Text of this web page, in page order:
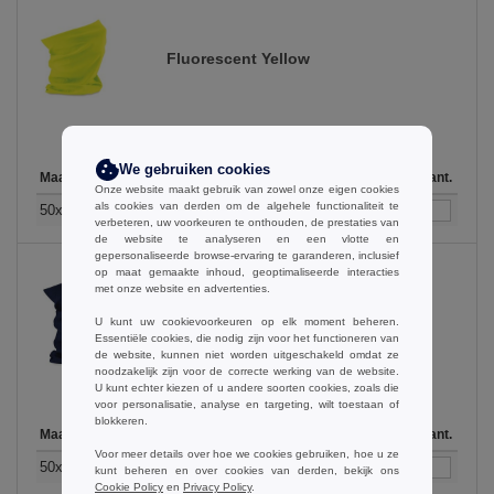
Fluorescent Yellow
Maat 1-11 12-35 36-71 72-143 Meer
Aant.
50x25cm€2.46 € 2.05 €1.75 € 1.64 € 1.56 €1.54
324
French Navy
Maat Meer
Aant.
50x25cm€2.46 €2.05 €1.75 €1.64 €1.56 € 1.54
1089
We gebruiken cookies
Onze website maakt gebruik van zowel onze eigen cookies
als cookies van derden om de algehele functionaliteit te
verbeteren, uw voorkeuren te onthouden, de prestaties van
de website te analyseren en een vlotte en
gepersonaliseerde browse-ervaring te garanderen, inclusief
op maat gemaakte inhoud, geoptimaliseerde interacties
met onze website en advertenties.
U kunt uw cookievoorkeuren op elk moment beheren.
Essentiële cookies, die nodig zijn voor het functioneren van
de website, kunnen niet worden uitgeschakeld omdat ze
noodzakelijk zijn voor de correcte werking van de website.
U kunt echter kiezen of u andere soorten cookies, zoals die
voor personalisatie, analyse en targeting, wilt toestaan of
blokkeren.
Voor meer details over hoe we cookies gebruiken, hoe u ze
kunt beheren en over cookies van derden, bekijk ons
Cookie Policy en Privacy Policy.